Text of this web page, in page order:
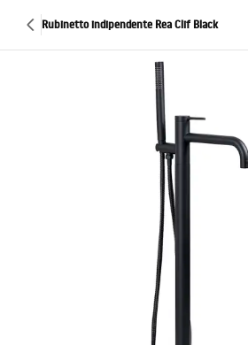
Rubinetto indipendente Rea Clif Black